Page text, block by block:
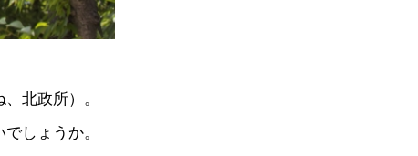
北政所）。
しょうか。